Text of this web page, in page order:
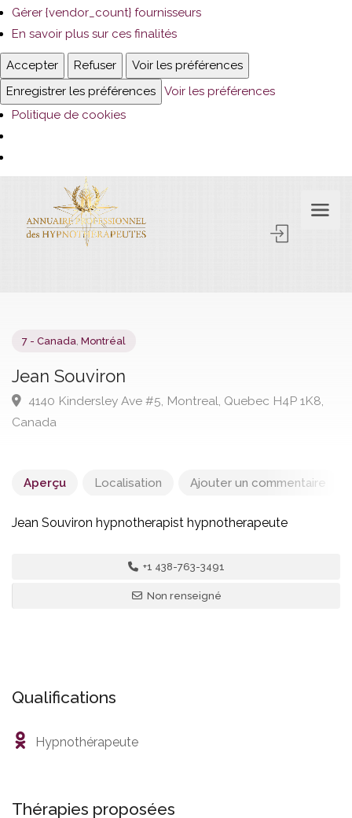
Gérer {vendor_count} fournisseurs
En savoir plus sur ces finalités
Accepter Refuser
Voir les préférences
Enregistrer les préférences
Voir les préférences
Politique de cookies
Aperçu Localisation Ajouter un commentaire
Jean Souviron hypnotherapist hypnotherapeute
+1 438-763-3491
Non renseigné
Qualifications
Hypnothérapeute
Thérapies proposées